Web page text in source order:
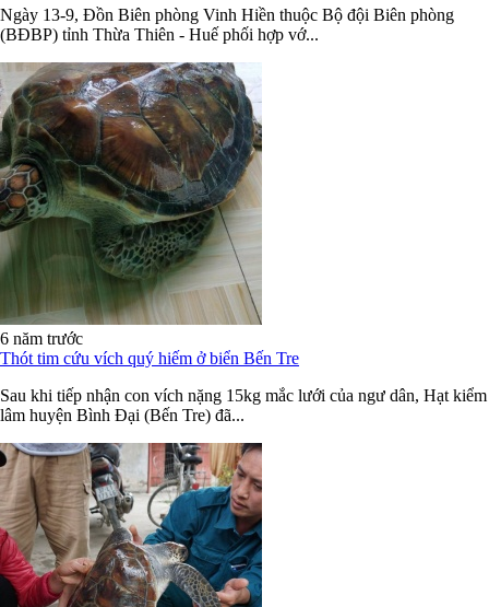
Ngày 13-9, Đồn Biên phòng Vinh Hiền thuộc Bộ đội Biên phòng
(BĐBP) tỉnh Thừa Thiên - Huế phối hợp vớ...
6 năm trước
Thót tim cứu vích quý hiếm ở biển Bến Tre
Sau khi tiếp nhận con vích nặng 15kg mắc lưới của ngư dân, Hạt kiểm
lâm huyện Bình Đại (Bến Tre) đã...